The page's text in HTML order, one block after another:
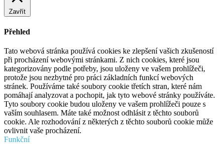
Zavřít
Přehled
Tato webová stránka používá cookies ke zlepšení vašich zkušeností
při procházení webovými stránkami. Z nich cookies, které jsou
kategorizovány podle potřeby, jsou uloženy ve vašem prohlížeči,
protože jsou nezbytné pro práci základních funkcí webových
stránek. Používáme také soubory cookie třetích stran, které nám
pomáhají analyzovat a pochopit, jak tyto webové stránky používáte.
Tyto soubory cookie budou uloženy ve vašem prohlížeči pouze s
vaším souhlasem. Máte také možnost odhlásit z těchto souborů
cookie. Ale rozhodování z některých z těchto souborů cookie může
ovlivnit vaše procházení.
Funkční